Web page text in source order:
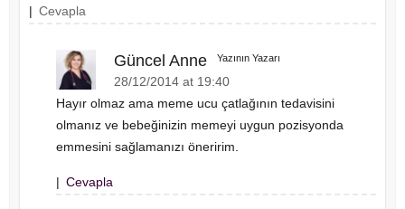
| Cevapla
Güncel Anne Yazının Yazarı
28/12/2014 at 19:40
Hayır olmaz ama meme ucu çatlağının tedavisini
olmanız ve bebeğinizin memeyi uygun pozisyonda
emmesini sağlamanızı öneririm.
| Cevapla